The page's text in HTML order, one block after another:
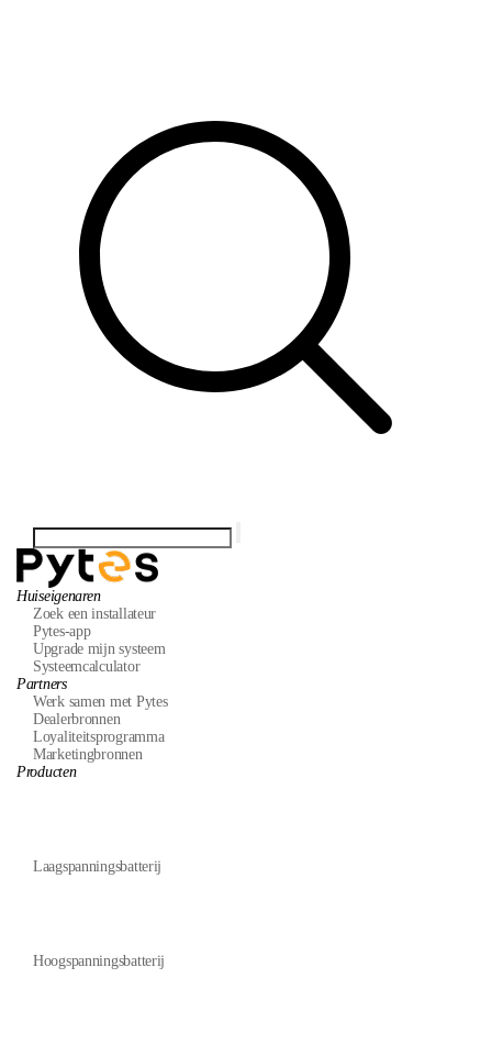
Huiseigenaren
Zoek een installateur
Pytes-app
Upgrade mijn systeem
Systeemcalculator
Partners
Werk samen met Pytes
Dealerbronnen
Loyaliteitsprogramma
Marketingbronnen
Producten
Laagspanningsbatterij
Hoogspanningsbatterij